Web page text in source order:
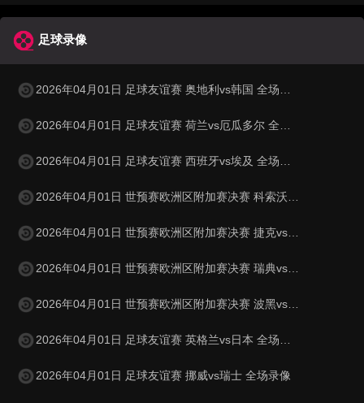
足球录像
2026年04月01日 足球友谊赛 奥地利vs韩国 全场录像
2026年04月01日 足球友谊赛 荷兰vs厄瓜多尔 全场录像
2026年04月01日 足球友谊赛 西班牙vs埃及 全场录像
2026年04月01日 世预赛欧洲区附加赛决赛 科索沃vs土耳其 全场录像
2026年04月01日 世预赛欧洲区附加赛决赛 捷克vs丹麦 全场录像
2026年04月01日 世预赛欧洲区附加赛决赛 瑞典vs波兰 全场录像
2026年04月01日 世预赛欧洲区附加赛决赛 波黑vs意大利 全场录像
2026年04月01日 足球友谊赛 英格兰vs日本 全场录像
2026年04月01日 足球友谊赛 挪威vs瑞士 全场录像